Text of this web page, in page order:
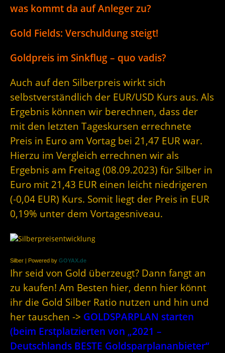
was kommt da auf Anleger zu?
Gold Fields: Verschuldung steigt!
Goldpreis im Sinkflug – quo vadis?
Auch auf den Silberpreis wirkt sich
selbstverständlich der EUR/USD Kurs aus. Als
Ergebnis können wir berechnen, dass der
mit den letzten Tageskursen errechnete
Preis in Euro am Vortag bei 21,47 EUR war.
Hierzu im Vergleich errechnen wir als
Ergebnis am Freitag (08.09.2023) für Silber in
Euro mit 21,43 EUR einen leicht niedrigeren
(-0,04 EUR) Kurs. Somit liegt der Preis in EUR
0,19% unter dem Vortagesniveau.
Silber | Powered by GOYAX.de
Ihr seid von Gold überzeugt? Dann fangt an
zu kaufen! Am Besten hier, denn hier könnt
ihr die Gold Silber Ratio nutzen und hin und
her tauschen -> GOLDSPARPLAN starten
(beim Erstplatzierten von „2021 –
Deutschlands BESTE Goldsparplananbieter“